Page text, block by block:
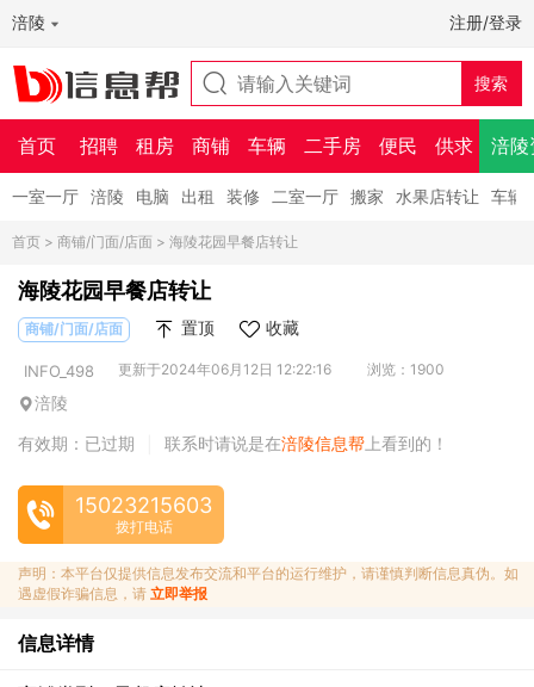
涪陵 注册/登录
首页 招聘 租房 商铺 车辆 二手房 便民 供求 涪陵
一室一厅 涪陵 电脑 出租 装修 二室一厅 搬家 水果店转让 车辆
首页 > 商铺/门面/店面 > 海陵花园早餐店转让
海陵花园早餐店转让
商铺/门面/店面 置顶 收藏
INFO_498 更新于2024年06月12日 12:22:16 浏览：1900
涪陵
有效期：已过期
联系时请说是在涪陵信息帮 上看到的！
15023215603
拨打电话
声明：本平台仅提供信息发布交流和平台的运行维护，请谨慎判断信息真伪。如
遇虚假诈骗信息，请 立即举报
信息详情